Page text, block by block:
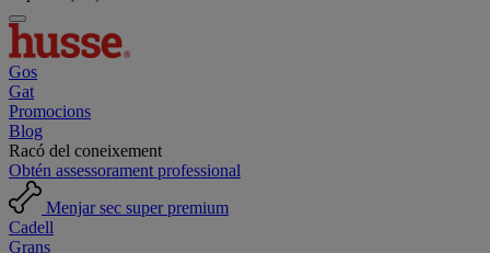
Gos
Gat
Promocions
Blog
Racó del coneixement
Obtén assessorament professional
Menjar sec super premium
Cadell
Grans